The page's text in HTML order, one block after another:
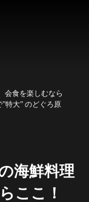
会食を楽しむなら
特大” のどぐろ原
海鮮料理
ここ！